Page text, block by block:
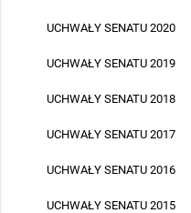
UCHWAŁY SENATU 2020
UCHWAŁY SENATU 2019
UCHWAŁY SENATU 2018
UCHWAŁY SENATU 2017
UCHWAŁY SENATU 2016
UCHWAŁY SENATU 2015